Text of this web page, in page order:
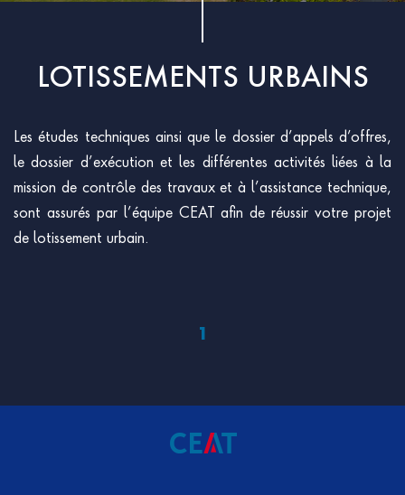
LOTISSEMENTS URBAINS
Les études techniques ainsi que le dossier d’appels d’offres,
le dossier d’exécution et les différentes activités liées à la
mission de contrôle des travaux et à l’assistance technique,
sont assurés par l’équipe CEAT afin de réussir votre projet
de lotissement urbain.
1